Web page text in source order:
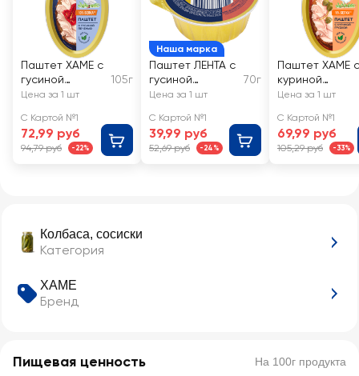
Колбаса, сосиски
Категория
ХАМЕ
Бренд
Пищевая ценность На 100г продукта
Паштет ХАМЕ с
гусиной
печенью
105г
Цена за 1 шт
С Картой №1
72,99 руб
94,79 руб -22%
Наша марка
Паштет ЛЕНТА с
гусиной
печенью
70г
Цена за 1 шт
С Картой №1
39,99 руб
52,69 руб -24%
Паштет ХАМЕ с
куриной
грудкой
Цена за 1 шт
С Картой №1
69,99 руб
105,29 руб -33%